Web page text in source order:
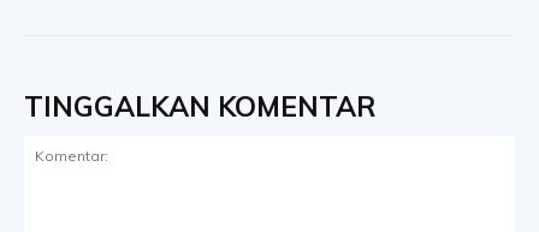
TINGGALKAN KOMENTAR